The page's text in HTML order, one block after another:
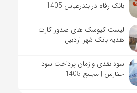
بانک رفاه در بندرعباس 1405
لیست کیوسک های صدور کارت
هدیه بانک شهر اردبیل
سود نقدی و زمان پرداخت سود
حفارس | مجمع 1405